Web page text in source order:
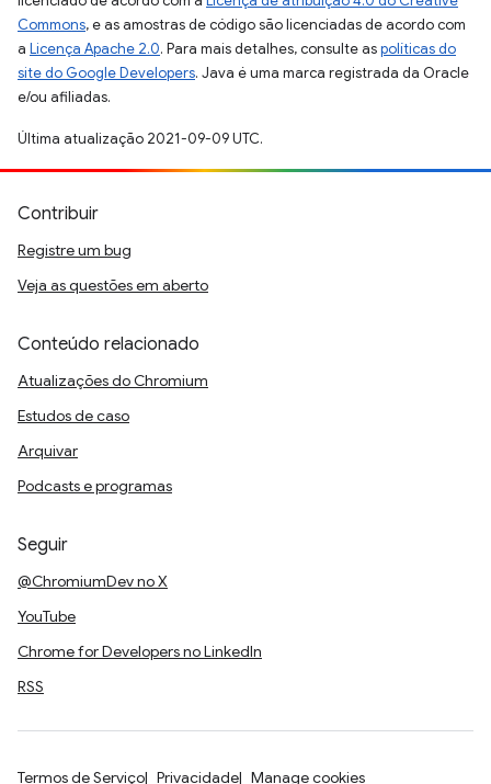
Commons, e as amostras de código são licenciadas de acordo com
a Licença Apache 2.0. Para mais detalhes, consulte aspolíticas do
site do Google Developers. Java é uma marca registrada da Oracle
e/ou afiliadas.
Última atualização 2021-09-09 UTC.
Contribuir
Registre um bug
Veja as questões em aberto
Conteúdo relacionado
Atualizações do Chromium
Estudos de caso
Arquivar
Podcasts e programas
Seguir
@ChromiumDev no X
YouTube
Chrome for Developers no LinkedIn
RSS
Termos de Serviço Privacidade Manage cookies